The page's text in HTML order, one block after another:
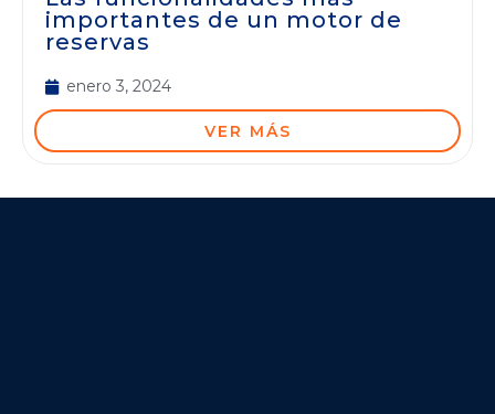
importantes de un motor de
reservas
enero 3, 2024
VER MÁS